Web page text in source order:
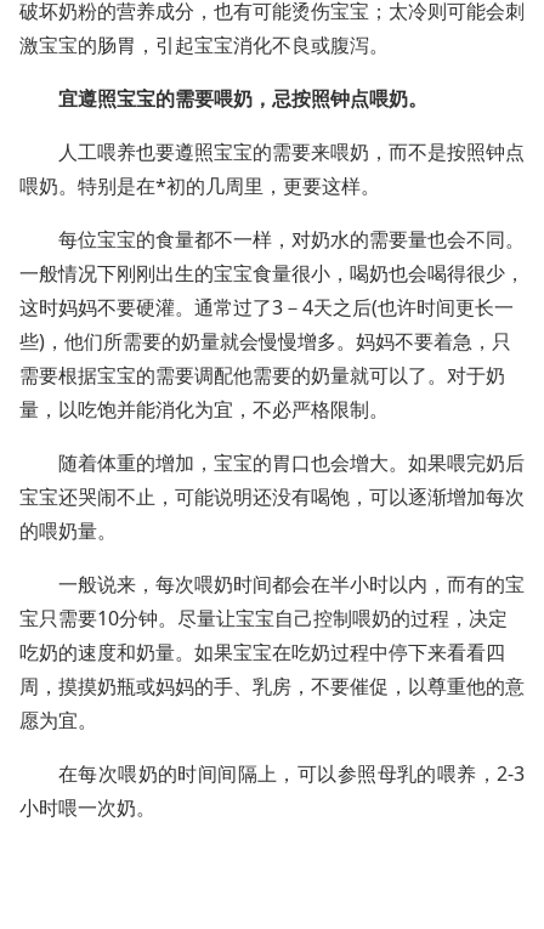
破坏奶粉的营养成分，也有可能烫伤宝宝；太冷则可能会刺
激宝宝的肠胃，引起宝宝消化不良或腹泻。
宜遵照宝宝的需要喂奶，忌按照钟点喂奶。
人工喂养也要遵照宝宝的需要来喂奶，而不是按照钟点
喂奶。特别是在*初的几周里，更要这样。
每位宝宝的食量都不一样，对奶水的需要量也会不同。
一般情况下刚刚出生的宝宝食量很小，喝奶也会喝得很少，
这时妈妈不要硬灌。通常过了3－4天之后(也许时间更长一
些) ，他们所需要的奶量就会慢慢增多。妈妈不要着急，只
需要根据宝宝的需要调配他需要的奶量就可以了。对于奶
量，以吃饱并能消化为宜，不必严格限制。
随着体重的增加，宝宝的胃口也会增大。如果喂完奶后
宝宝还哭闹不止，可能说明还没有喝饱，可以逐渐增加每次
的喂奶量。
一般说来，每次喂奶时间都会在半小时以内，而有的宝
宝只需要10分钟。尽量让宝宝自己控制喂奶的过程，决定
吃奶的速度和奶量。如果宝宝在吃奶过程中停下来看看四
周，摸摸奶瓶或妈妈的手、乳房，不要催促，以尊重他的意
愿为宜。
在每次喂奶的时间间隔上，可以参照母乳的喂养， 2-3
小时喂一次奶。